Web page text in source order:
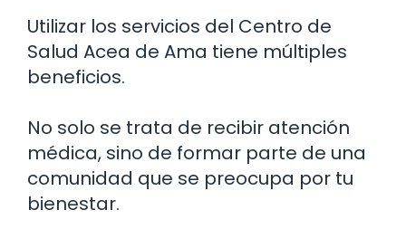
Utilizar los servicios del Centro de
Salud Acea de Ama tiene múltiples
beneficios.
No solo se trata de recibir atención
médica, sino de formar parte de una
comunidad que se preocupa por tu
bienestar.